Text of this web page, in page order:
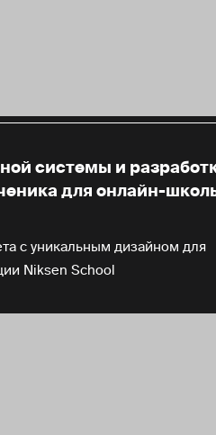
системы и
для онлайн-
с уникальным дизайном для
Niksen School